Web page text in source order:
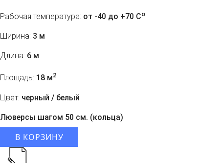
Рабочая температура: от -40 до +70 Co
Ширина: 3 м
Длина: 6 м
Площадь: 18 м2
Цвет: черный / белый
Люверсы шагом 50 см. (кольца)
В КОРЗИНУ